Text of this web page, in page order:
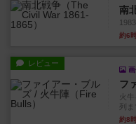
南
約6
レビュー
画
フ
火
列ま
約8